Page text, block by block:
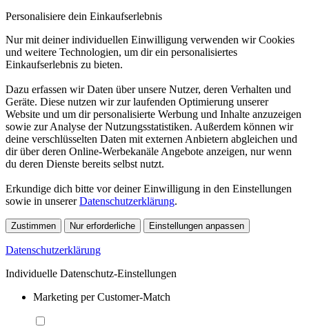
Personalisiere dein Einkaufserlebnis
Nur mit deiner individuellen Einwilligung verwenden wir Cookies
und weitere Technologien, um dir ein personalisiertes
Einkaufserlebnis zu bieten.
Dazu erfassen wir Daten über unsere Nutzer, deren Verhalten und
Geräte. Diese nutzen wir zur laufenden Optimierung unserer
Website und um dir personalisierte Werbung und Inhalte anzuzeigen
sowie zur Analyse der Nutzungsstatistiken. Außerdem können wir
deine verschlüsselten Daten mit externen Anbietern abgleichen und
dir über deren Online-Werbekanäle Angebote anzeigen, nur wenn
du deren Dienste bereits selbst nutzt.
Erkundige dich bitte vor deiner Einwilligung in den Einstellungen
sowie in unsererDatenschutzerklärung.
Zustimmen Nur erforderliche Einstellungen anpassen
Datenschutzerklärung
Individuelle Datenschutz-Einstellungen
Marketing per Customer-Match